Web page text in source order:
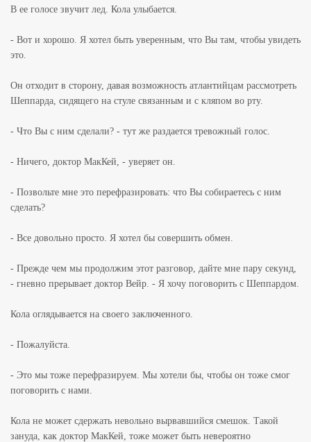
В ее голосе звучит лед. Кола улыбается.
- Вот и хорошо. Я хотел быть уверенным, что Вы там, чтобы увидеть
это.
Он отходит в сторону, давая возможность атлантийцам рассмотреть
Шеппарда, сидящего на стуле связанным и с кляпом во рту.
- Что Вы с ним сделали? - тут же раздается тревожный голос.
- Ничего, доктор МакКей, - уверяет он.
- Позвольте мне это перефразировать: что Вы собираетесь с ним
сделать?
- Все довольно просто. Я хотел бы совершить обмен.
- Прежде чем мы продолжим этот разговор, дайте мне пару секунд,
- гневно прерывает доктор Вейр. - Я хочу поговорить с Шеппардом.
Кола оглядывается на своего заключенного.
- Пожалуйста.
- Это мы тоже перефразируем. Мы хотели бы, чтобы он тоже смог
поговорить с нами.
Кола не может сдержать невольно вырвавшийся смешок. Такой
зануда, как доктор МакКей, тоже может быть невероятно